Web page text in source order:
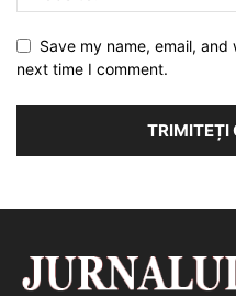
Save my name, email,
next time I comment.